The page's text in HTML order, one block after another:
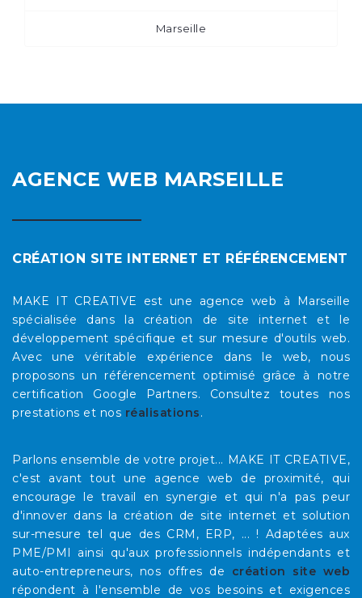
Marseille
AGENCE WEB MARSEILLE
CRÉATION SITE INTERNET ET RÉFÉRENCEMENT
MAKE IT CREATIVE est une agence web à Marseille
spécialisée dans la création de site internet et le
développement spécifique et sur mesure d'outils web.
Avec une véritable expérience dans le web, nous
proposons un référencement optimisé grâce à notre
certification Google Partners. Consultez toutes nos
prestations et nos réalisations.
Parlons ensemble de votre projet... MAKE IT CREATIVE,
c'est avant tout une agence web de proximité, qui
encourage le travail en synergie et qui n'a pas peur
d'innover dans la création de site internet et solution
sur-mesure tel que des CRM, ERP, ... ! Adaptées aux
PME/PMI ainsi qu'aux professionnels indépendants et
auto-entrepreneurs, nos offres de création site web
répondent à l'ensemble de vos besoins et exigences